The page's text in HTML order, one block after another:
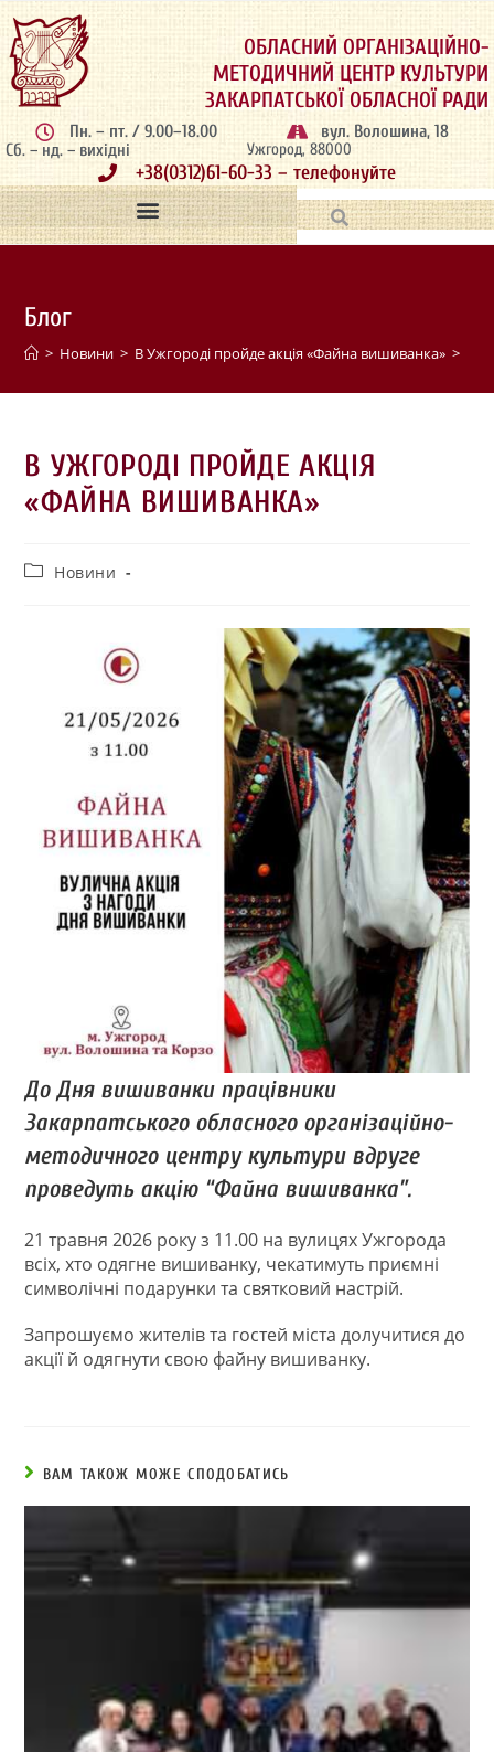
ОБЛАСНИЙ ОРГАНІЗАЦІЙНО-
МЕТОДИЧНИЙ ЦЕНТР КУЛЬТУРИ
ЗАКАРПАТСЬКОЇ ОБЛАСНОЇ РАДИ
Пн. – пт. / 9.00–18.00
Сб. – нд. – вихідні
вул. Волошина, 18
Ужгород, 88000
+38(0312)61-60-33 – телефонуйте
Блог
> Новини > В Ужгороді пройде акція «Файна вишиванка» >
В УЖГОРОДІ ПРОЙДЕ АКЦІЯ
«ФАЙНА ВИШИВАНКА»
Новини
До Дня вишиванки працівники
Закарпатського обласного організаційно-
методичного центру культури вдруге
проведуть акцію “Файна вишиванка”.
21 травня 2026 року з 11.00 на вулицях Ужгорода
всіх, хто одягне вишиванку, чекатимуть приємні
символічні подарунки та святковий настрій.
Запрошуємо жителів та гостей міста долучитися до
акції й одягнути свою файну вишиванку.
ВАМ ТАКОЖ МОЖЕ СПОДОБАТИСЬ